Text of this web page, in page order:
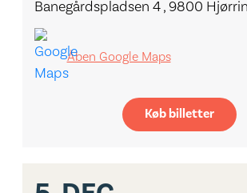
Banegårdspladsen 4 , 9800
Åben Google Maps
Køb billetter